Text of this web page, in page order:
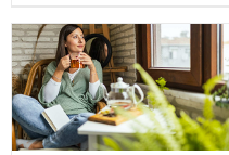
ذہین معذور طالب علم نے
میٹرک میں پنجاب بھر میں
پہلی پوزیشن حاصل کرلی